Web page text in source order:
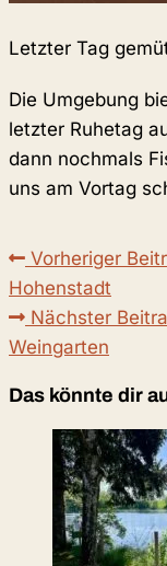
Letzter Tag
Die Umgebung
letzter Ruhetag
dann nochmals
uns am Vortag
Weitere
Artikel
ansehen
Vorheriger
Hohenstadt
Nächster
Weingarten
Das könnte dir